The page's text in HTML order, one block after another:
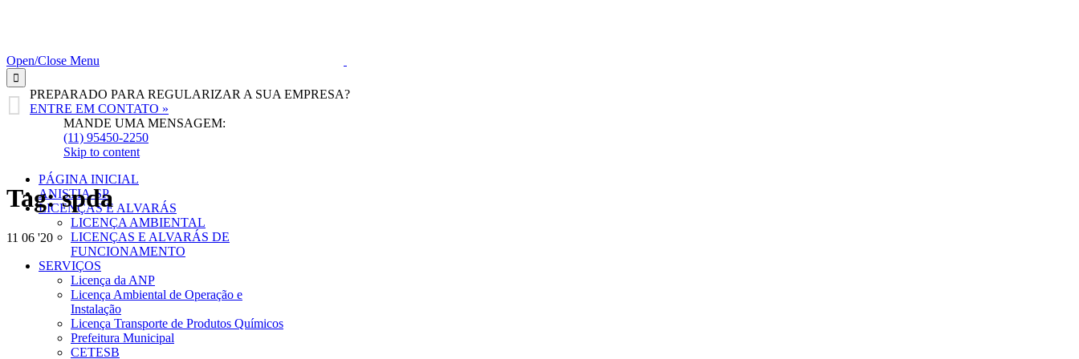
Open/Close Menu


PREPARADO PARA REGULARIZAR A SUA EMPRESA?
ENTRE EM CONTATO »
MANDE UMA MENSAGEM:
(11) 95450-2250
Skip to content
PÁGINA INICIAL
ANISTIA-SP
LICENÇAS E ALVARÁS
LICENÇA AMBIENTAL
LICENÇAS E ALVARÁS DE
FUNCIONAMENTO
SERVIÇOS
Licença da ANP
Licença Ambiental de Operação e
Instalação
Licença Transporte de Produtos Químicos
Prefeitura Municipal
CETESB
Tag:spda
11 06 '20